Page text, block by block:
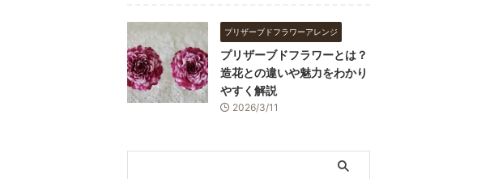
プリザーブドフラワーアレンジ
プリザーブドフラワーとは？
造花との違いや魅力をわかり
やすく解説
2026/3/11